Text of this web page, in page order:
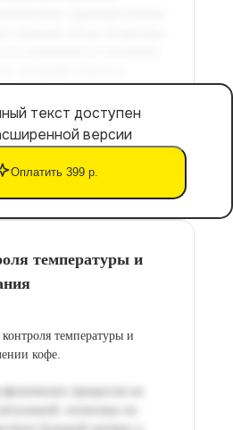
текст доступен
версии
Оплатить 399 р.
температуры и
температуры и
кофе.